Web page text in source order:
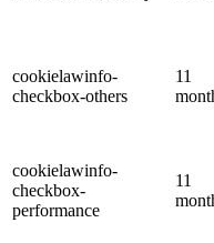
cookielawinfo-
checkbox-others
11
cookielawinfo-
checkbox-
performance
11